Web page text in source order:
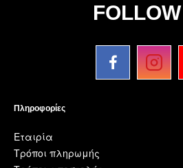
Πληροφορίες
Εταιρία
Τρόποι πληρωμής